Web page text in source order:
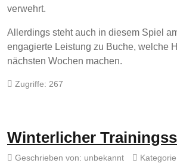
verwehrt.
Allerdings steht auch in diesem Spiel
engagierte Leistung zu Buche, welche
nächsten Wochen machen.
Zugriffe: 267
Winterlicher
Geschrieben von: unbekannt